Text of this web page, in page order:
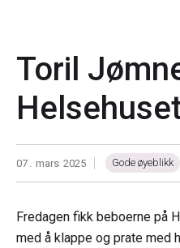
Toril
07 . mars 2025 Gode øyeblikk
Fredagen fikk beboerne på
med å klappe og prate med